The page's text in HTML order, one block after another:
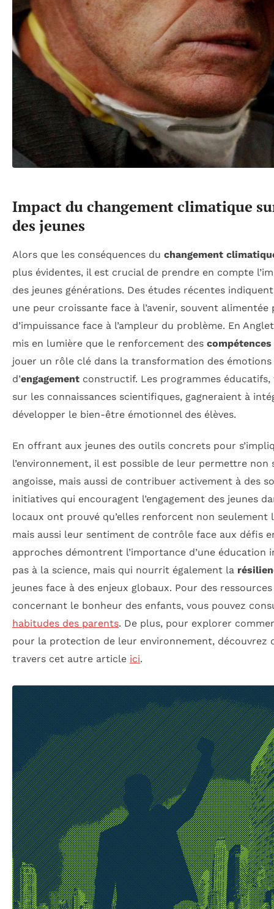
Impact du changement climatique
des jeunes
Alors que les conséquences du changement
plus évidentes, il est crucial de prendre en compte
des jeunes générations. Des études récentes
une peur croissante face à l’avenir, souvent alimentée
d’impuissance face à l’ampleur du problème. En
mis en lumière que le renforcement des
jouer un rôle clé dans la transformation des
d’engagement constructif. Les programmes
sur les connaissances scientifiques, gagneraient à
développer le bien-être émotionnel des élèves.
En offrant aux jeunes des outils concrets pour
l’environnement, il est possible de leur permettre
angoisse, mais aussi de contribuer activement à des
initiatives qui encouragent l’engagement des jeunes
locaux ont prouvé qu’elles renforcent non seulement
mais aussi leur sentiment de contrôle face aux défis
approches démontrent l’importance d’une éducation
pas à la science, mais qui nourrit également la
jeunes face à des enjeux globaux. Pour des
concernant le bonheur des enfants, vous pouvez
habitudes des parents. De plus, pour explorer
pour la protection de leur environnement, découvrez
travers cet autre article ici.